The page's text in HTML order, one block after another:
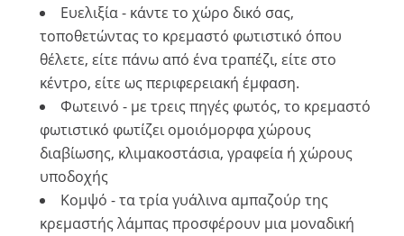
Ευελιξία - κάντε το χώρο δικό σας,
τοποθετώντας το κρεμαστό φωτιστικό όπου
θέλετε, είτε πάνω από ένα τραπέζι, είτε στο
κέντρο, είτε ως περιφερειακή έμφαση.
Φωτεινό - με τρεις πηγές φωτός, το κρεμαστό
φωτιστικό φωτίζει ομοιόμορφα χώρους
διαβίωσης, κλιμακοστάσια, γραφεία ή χώρους
υποδοχής
Κομψό - τα τρία γυάλινα αμπαζούρ της
κρεμαστής λάμπας προσφέρουν μια μοναδική